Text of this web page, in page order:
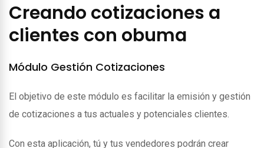
Creando cotizaciones a
clientes con obuma
Módulo Gestión Cotizaciones
El objetivo de este módulo es facilitar la emisión y gestión
de cotizaciones a tus actuales y potenciales clientes.
Con esta aplicación, tú y tus vendedores podrán crear